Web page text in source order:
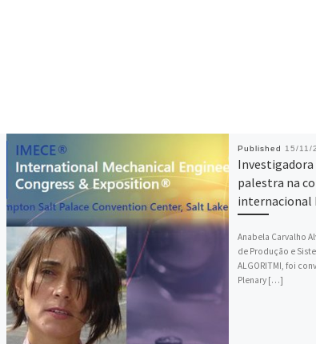
Published 15/11/
Investigadora
palestra na
internacional
Anabela Carvalho
de Produção e
ALGORITMI, foi
Plenary […]